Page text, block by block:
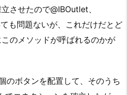
させたので@IBOutlet、
も問題ないが、これだけだとど
のメソッドが呼ばれるのかが
のボタンを配置して、そのうち